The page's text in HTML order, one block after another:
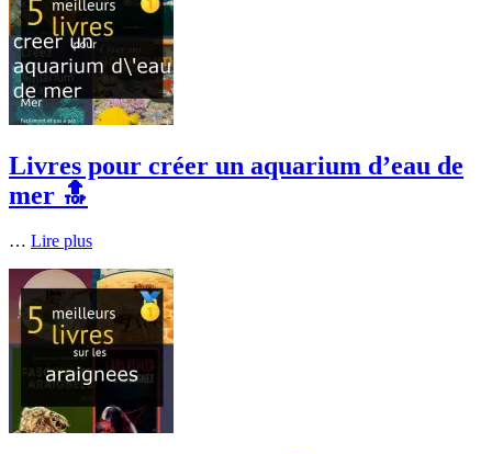
Livres pour créer un aquarium d’eau de
mer 🔝
… Lire plus